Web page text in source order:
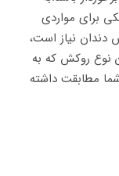
برای مواردی
دندان نیاز است،
نوع روکش که به
مطابقت داشته